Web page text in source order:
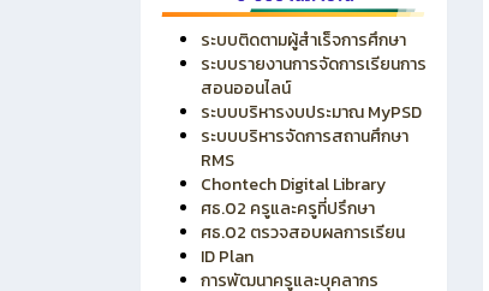
ระบบติดตามผู้สำเร็จการศึกษา
ระบบรายงานการจัดการเรียนการ
สอนออนไลน์
ระบบบริหารงบประมาณ MyPSD
ระบบบริหารจัดการสถานศึกษา
RMS
Chontech Digital Library
ศธ.02 ครูและครูที่ปรึกษา
ศธ.02 ตรวจสอบผลการเรียน
ID Plan
การพัฒนาครูและบุคลากร